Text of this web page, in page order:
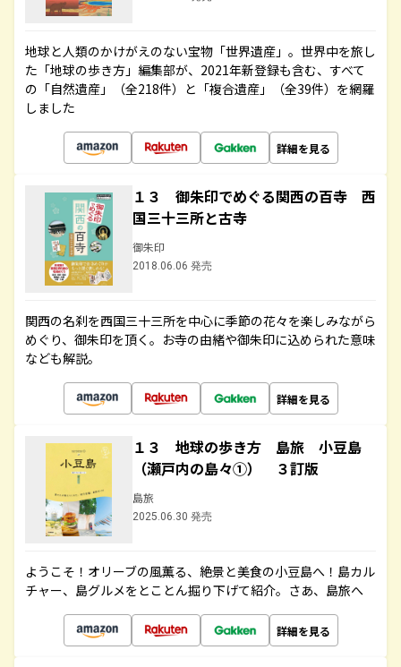
地球と人類のかけがえのない宝物「世界遺産」。世界中を旅し
た「地球の歩き方」編集部が、2021年新登録も含む、すべて
の「自然遺産」（全218件）と「複合遺産」（全39件）を網羅
しました
詳細を見る
１３ 御朱印でめぐる関西の百寺 西
国三十三所と古寺
御朱印
2018.06.06 発売
関西の名刹を西国三十三所を中心に季節の花々を楽しみながら
めぐり、御朱印を頂く。お寺の由緒や御朱印に込められた意味
なども解説。
詳細を見る
１３ 地球の歩き方 島旅 小豆島
（瀬戸内の島々①） ３訂版
島旅
2025.06.30 発売
ようこそ！オリーブの風薫る、絶景と美食の小豆島へ！島カル
チャー、島グルメをとことん掘り下げて紹介。さあ、島旅へ
詳細を見る